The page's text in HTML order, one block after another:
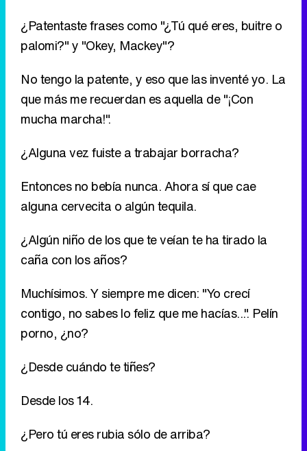
mucha marcha!".
¿Alguna vez fuiste a trabajar borracha?
Entonces no bebía nunca. Ahora sí que cae
alguna cervecita o algún tequila.
¿Algún niño de los que te veían te ha tirado la
caña con los años?
Muchísimos. Y siempre me dicen: "Yo crecí
contigo, no sabes lo feliz que me hacías...". Pelín
porno, ¿no?
Desde los 14.
¿Pero tú eres rubia sólo de arriba?
No hay que ser muy listo para saberlo...
¿Qué querías ser de pequeña?
Amazona. He montado toda mi vida, y me